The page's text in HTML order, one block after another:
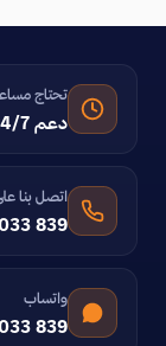
تحتاج
دعم 24/7 على مدار الساعة
اتصل بنا
839
واتساب
839